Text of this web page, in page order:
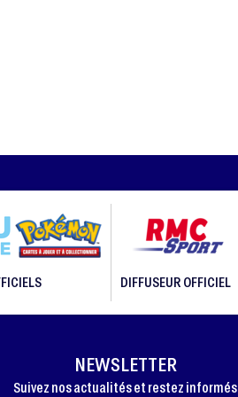
DIFFUSEUR OFFICIEL
NEWSLETTER
Suivez nos actualités et restez informés